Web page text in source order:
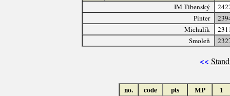
IM Tibenský
Pinter
Michalík
Smoleň
<<
no. code pts MP 1